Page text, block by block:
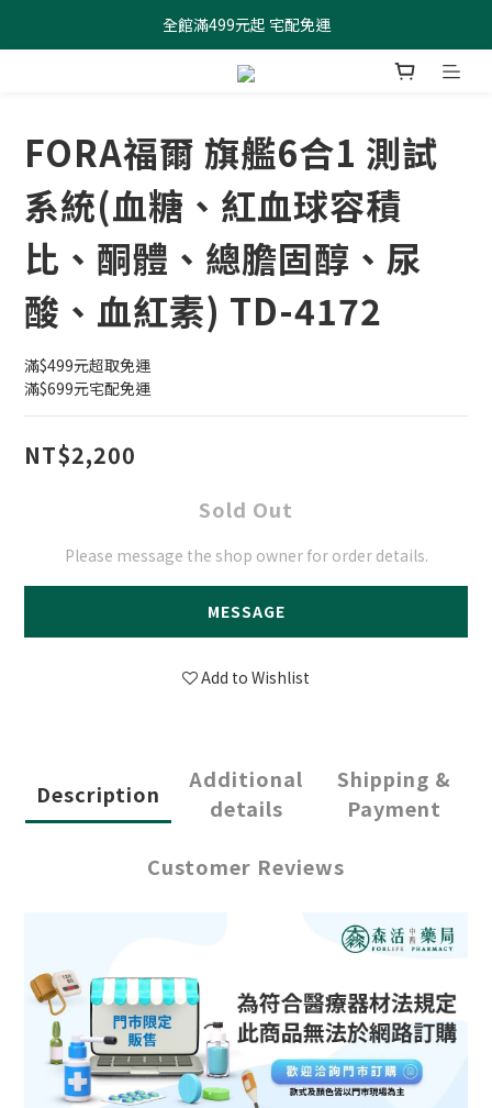
全館滿499元起 宅配免運
全館滿499元起 宅配免運
加入會員 $100元購物金現領現折
FORA福爾 旗艦6合1 測試
系統(血糖、紅血球容積
比、酮體、總膽固醇、尿
酸、血紅素) TD-4172
滿$499元超取免運
滿$699元宅配免運
NT$2,200
Sold Out
Please message the shop owner for order details.
MESSAGE
Add to Wishlist
Description
Additional
details
Shipping &
Payment
Customer Reviews